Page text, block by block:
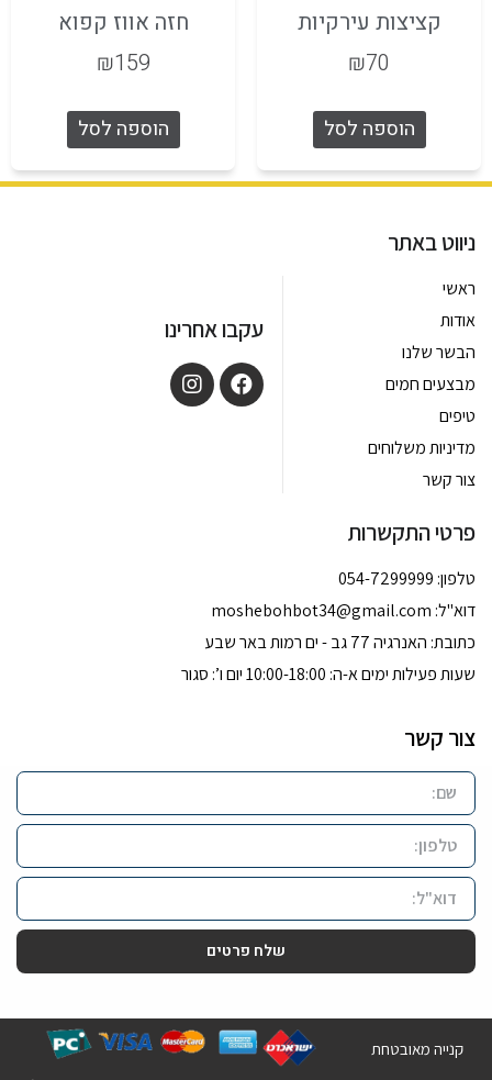
קציצות עירקיות
₪70
הוספה לסל
חזה אווז קפוא
₪159
הוספה לסל
ניווט באתר
ראשי
אודות
הבשר שלנו
מבצעים חמים
טיפים
מדיניות משלוחים
צור קשר
עקבו אחרינו
פרטי התקשרות
טלפון: 054-7299999
דוא''ל: moshebohbot34@gmail.com
כתובת: האנרגיה 77 גב - ים רמות באר שבע
שעות פעילות ימים א-ה: 10:00-18:00 יום ו’: סגור
צור קשר
שלח פרטים
קנייה מאובטחת